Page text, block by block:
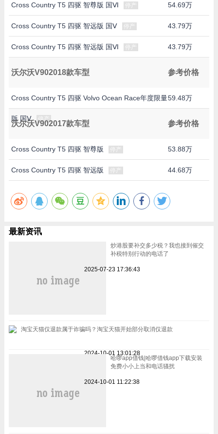
Cross Country T5 四驱 智尊版 国Ⅵ 停产 54.69万
Cross Country T5 四驱 智远版 国Ⅴ 停产 43.79万
Cross Country T5 四驱 智远版 国Ⅵ 停产 43.79万
沃尔沃V902018款车型 参考价格
Cross Country T5 四驱 Volvo Ocean Race年度限量
版 国Ⅴ 停产
59.48万
沃尔沃V902017款车型 参考价格
Cross Country T5 四驱 智尊版 停产 53.88万
Cross Country T5 四驱 智远版 停产 44.68万
最新资讯
炒港股要补交多少税？我也接到催交
补税特别行动的电话了
2025-07-23 17:36:43
淘宝天猫仅退款属于诈骗吗？淘宝天猫开始部分取消仅退款
2024-10-01 13:01:28
哈啰app借钱|哈啰借钱app下载安装
免费小小上当和电话骚扰
2024-10-01 11:22:38